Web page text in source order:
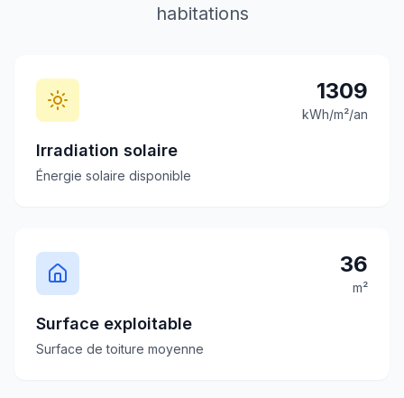
habitations
1309
kWh/m²/an
Irradiation solaire
Énergie solaire disponible
36
m²
Surface exploitable
Surface de toiture moyenne